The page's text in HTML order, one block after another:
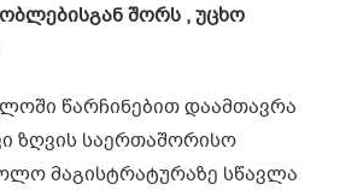
შორს , უცხო
წარჩინებით დაამთავრა
ზღვის საერთაშორისო
მაგისტრატურაზე სწავლა